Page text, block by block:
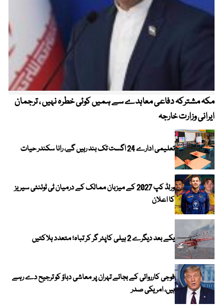
مکہ مشترکہ دفاعی معاہدے سے ہمیں کوئی خطرہ نہیں ، ترجمان
ایرانی وزارت خارجہ
تعلیمی ادارے 24 اگست تک بند رہیں گے، رانا سکندر حیات
ورلڈ کپ 2027 کے میزبان ممالک کے درمیان ٹی ٹوئنٹی سیریز
کا اعلان
یکے بعد دیگرے 2 ہیلی کاپٹر گر کر تباہ؛ متعدد ہلاکتیں
فوجی کارروائی کے بجائے تہران پر معاشی دباؤ کو ترجیح دے رہے
ہیں، امریکی صدر